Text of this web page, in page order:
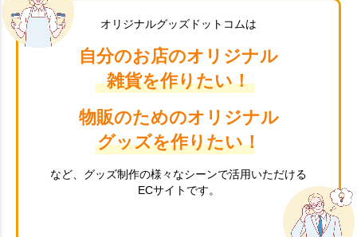
オリジナルグッズドットコムは
自分のお店のオリジナル
雑貨を作りたい！
物販のためのオリジナル
グッズを作りたい！
など、グッズ制作の様々なシーンで活用いただける
ECサイトです。